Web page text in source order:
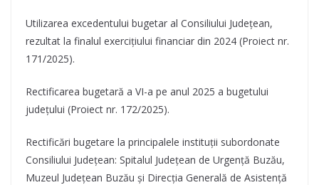
Utilizarea excedentului bugetar al Consiliului Județean,
rezultat la finalul exercițiului financiar din 2024 (Proiect nr.
171/2025).
Rectificarea bugetară a VI-a pe anul 2025 a bugetului
județului (Proiect nr. 172/2025).
Rectificări bugetare la principalele instituții subordonate
Consiliului Județean: Spitalul Județean de Urgență Buzău,
Muzeul Județean Buzău și Direcția Generală de Asistență